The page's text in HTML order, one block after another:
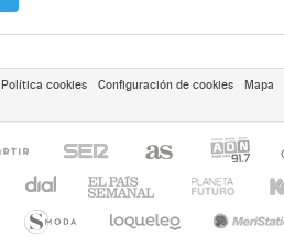
Política cookies Configuración de cookies Mapa